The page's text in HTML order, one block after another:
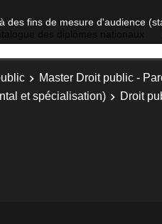
fins de mesure d'audience
Master Droit public -
et spécialisation)
Droit